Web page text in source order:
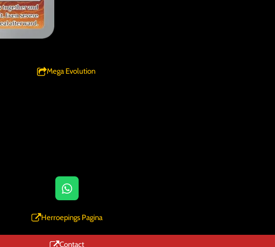
Mega Evolution
W
h
a
s
Herroepings Pagina
Contact